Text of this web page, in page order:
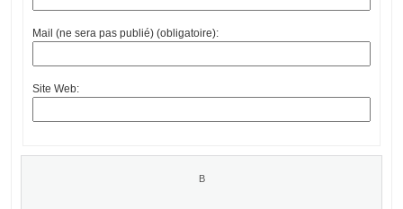
Mail (ne sera pas publié) (obligatoire):
Site Web: